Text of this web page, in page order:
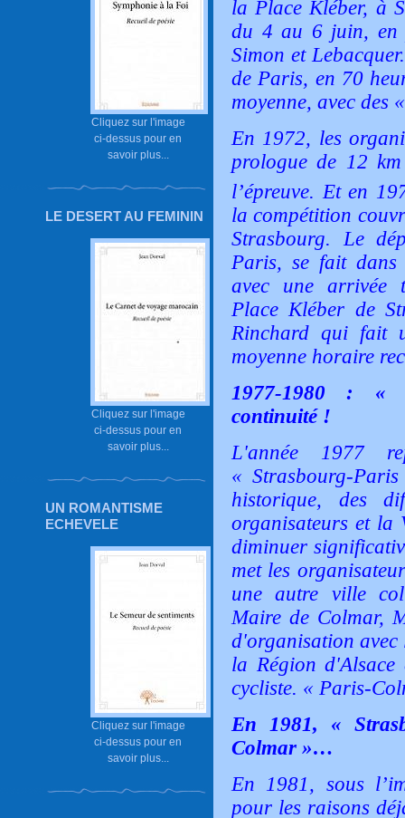
Cliquez sur l'image
ci-dessus pour en
savoir plus...
LE DESERT AU FEMININ
Cliquez sur l'image
ci-dessus pour en
savoir plus...
UN ROMANTISME
ECHEVELE
Cliquez sur l'image
ci-dessus pour en
savoir plus...
la Place Kléber, à
du 4 au 6 juin, en
Simon et
de Paris, en 70
moyenne, avec des
En 1972, les
prologue de 12
l’épreuve. Et en
la compétition
Strasbourg. Le
Paris, se fait
avec une arrivée
Place Kléber de
Rinchard qui fait
moyenne horaire
1977-1980 : «
continuité !
L'année 1977
« Strasbourg-
historique, des
organisateurs et la
diminuer
met les
une autre ville
Maire de Colmar,
d'organisation
la Région
cycliste. « Paris-
En 1981, «
Colmar »…
En 1981, sous
pour les raisons